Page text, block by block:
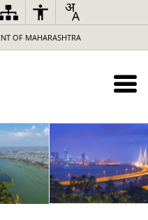
OF MAHARASHTRA